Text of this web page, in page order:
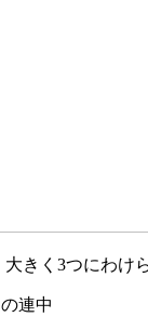
きく3つにわけ
連中